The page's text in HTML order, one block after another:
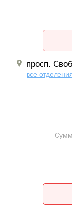
просп.
все отделения